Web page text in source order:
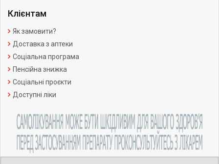
Клієнтам
Як замовити?
Доставка з аптеки
Соціальна програма
Пенсійна знижка
Соціальні проєкти
Доступні ліки